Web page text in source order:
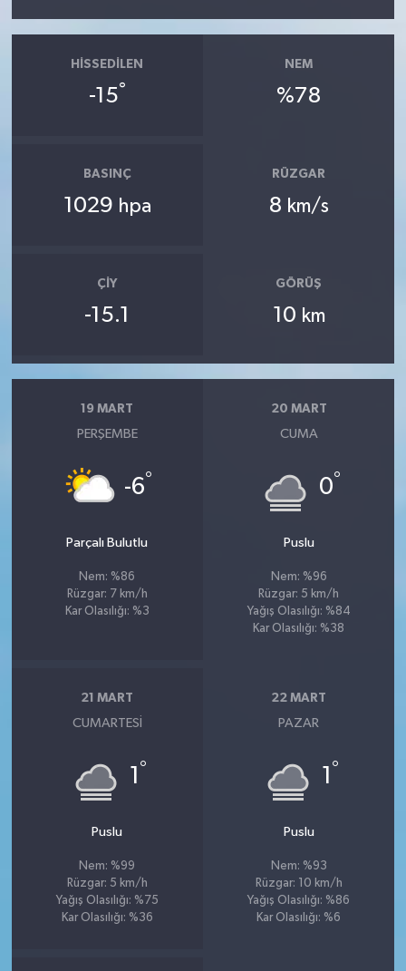
HISSEDILEN
-15°
NEM
%78
BASINÇ
1029 hpa
RÜZGAR
8 km/s
ÇIY
-15.1
GÖRÜŞ
10 km
19 MART
PERŞEMBE
-6°
Parçalı Bulutlu
Nem: %86
Rüzgar: 7 km/h
Kar Olasılığı: %3
20 MART
CUMA
0°
Puslu
Nem: %96
Rüzgar: 5 km/h
Yağış Olasılığı: %84
Kar Olasılığı: %38
21 MART
CUMARTESI
1 °
Puslu
Nem: %99
Rüzgar: 5 km/h
Yağış Olasılığı: %75
Kar Olasılığı: %36
22 MART
PAZAR
1 °
Puslu
Nem: %93
Rüzgar: 10 km/h
Yağış Olasılığı: %86
Kar Olasılığı: %6